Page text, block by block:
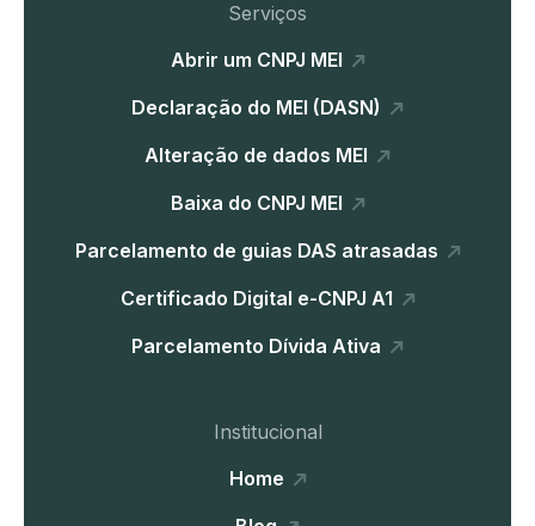
Serviços
Abrir um CNPJ MEI
Declaração do MEI (DASN)
Alteração de dados MEI
Baixa do CNPJ MEI
Parcelamento de guias DAS atrasadas
Certificado Digital e-CNPJ A1
Parcelamento Dívida Ativa
Institucional
Home